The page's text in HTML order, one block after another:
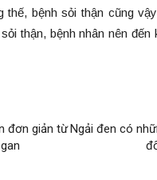
thế, bệnh sỏi thận cũng
thận, bệnh nhân nên đến
đơn giản từNgải đen có